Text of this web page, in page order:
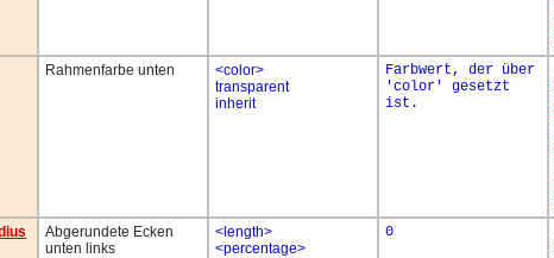
Rahmenfarbe unten
<color>
transparent
inherit
Farbwert, der über
'color' gesetzt
ist.
Abgerundete Ecken
unten links
<length>
<percentage>
0